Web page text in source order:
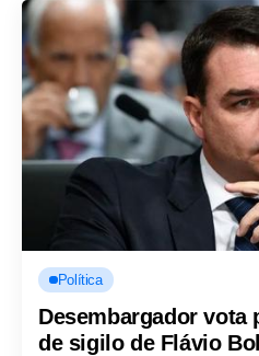
Política
Desembargador vota
de sigilo de Flávio